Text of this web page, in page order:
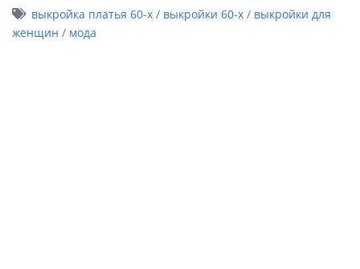
выкройка платья 60-х/ выкройки 60-х/ выкройки для
женщин / мода